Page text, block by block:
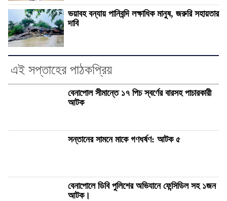
ভয়াবহ বন্যায় পানিবন্দি লক্ষাধিক মানুষ, জরুরি সহায়তার
দাবি
এই সপ্তাহের পাঠকপ্রিয়
বেনাপোল সীমান্তে ১৭ পিচ স্বর্ণের বারসহ পাচারকারী
আটক
সন্তানের সামনে মাকে গণধর্ষণ: আটক ৫
বেনাপোলে ডিবি পুলিশের অভিযানে ফেন্সিডিল সহ ১জন
আটক।